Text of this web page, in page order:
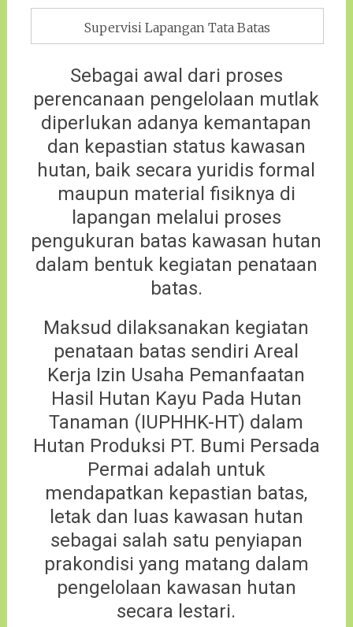
Supervisi Lapangan Tata Batas
Sebagai awal dari proses
perencanaan pengelolaan mutlak
diperlukan adanya kemantapan
dan kepastian status kawasan
hutan, baik secara yuridis formal
maupun material fisiknya di
lapangan melalui proses
pengukuran batas kawasan hutan
dalam bentuk kegiatan penataan
batas.
Maksud dilaksanakan kegiatan
penataan batas sendiri Areal
Kerja Izin Usaha Pemanfaatan
Hasil Hutan Kayu Pada Hutan
Tanaman (IUPHHK-HT) dalam
Hutan Produksi PT. Bumi Persada
Permai adalah untuk
mendapatkan kepastian batas,
letak dan luas kawasan hutan
sebagai salah satu penyiapan
prakondisi yang matang dalam
pengelolaan kawasan hutan
secara lestari.